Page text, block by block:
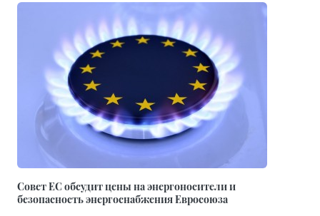
Совет ЕС обсудит цены на энергоносители и
безопасность энергоснабжения Евросоюза